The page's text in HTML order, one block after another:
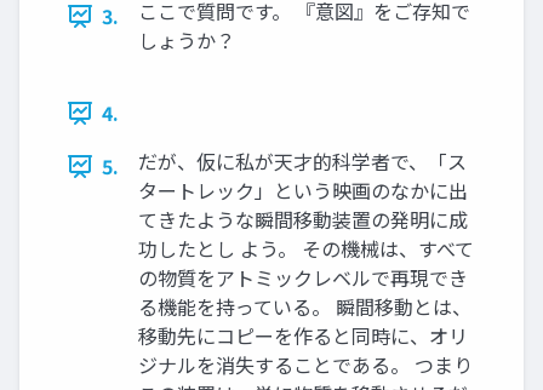
3.
ここで質問です。 『意図』をご存知で
しょうか？
4.
5.
だが、仮に私が天才的科学者で、「ス
タートレック」という映画のなかに出
てきたような瞬間移動装置の発明に成
功したとし よう。 その機械は、すべて
の物質をアトミックレベルで再現でき
る機能を持っている。 瞬間移動とは、
移動先にコピーを作ると同時に、オリ
ジナルを消失することである。 つまり